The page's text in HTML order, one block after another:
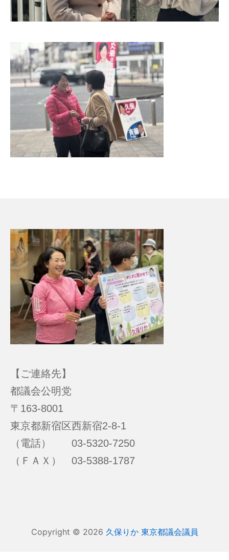
【ご連絡先】
都議会公明党
〒163-8001
東京都新宿区西新宿2-8-1
（電話） 03-5320-7250
（ＦＡＸ） 03-5388-1787
Copyright © 2026 久保りか 東京都議会議員